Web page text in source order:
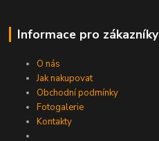
Informace pro zákazníky
O nás
Jak nakupovat
Obchodní podmínky
Fotogalerie
Kontakty